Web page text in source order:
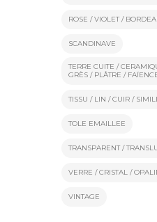
ROSE / VIOLET /
SCANDINAVE
TERRE CUITE /
GRÈS / PLÂTRE /
TISSU / LIN / CUIR /
TOLE EMAILLEE
TRANSPARENT /
VERRE / CRISTAL /
VINTAGE